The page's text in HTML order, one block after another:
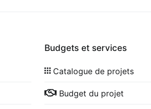
Budgets et services
Catalogue de projets
Budget du projet